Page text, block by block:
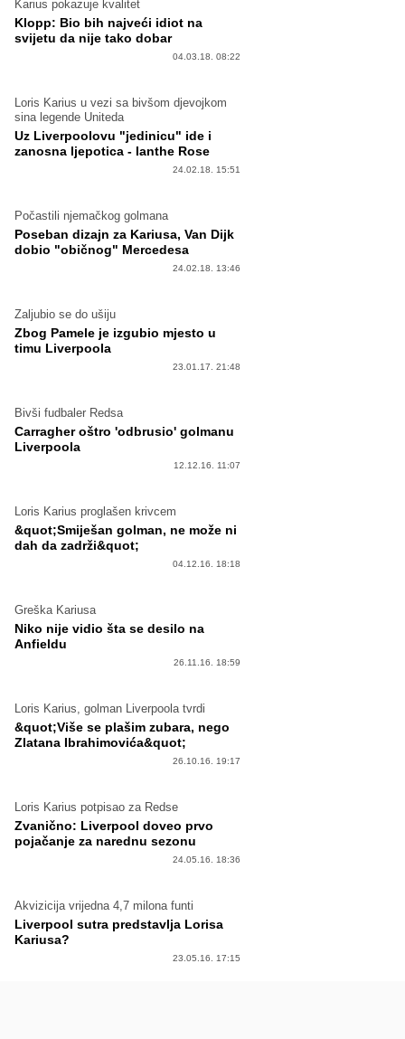
Karius pokazuje kvalitet
Klopp: Bio bih najveći idiot na
svijetu da nije tako dobar
04.03.18. 08:22
Loris Karius u vezi sa bivšom djevojkom
sina legende Uniteda
Uz Liverpoolovu "jedinicu" ide i
zanosna ljepotica - Ianthe Rose
24.02.18. 15:51
Počastili njemačkog golmana
Poseban dizajn za Kariusa, Van Dijk
dobio "običnog" Mercedesa
24.02.18. 13:46
Zaljubio se do ušiju
Zbog Pamele je izgubio mjesto u
timu Liverpoola
23.01.17. 21:48
Bivši fudbaler Redsa
Carragher oštro 'odbrusio' golmanu
Liverpoola
12.12.16. 11:07
Loris Karius proglašen krivcem
&quot;Smiješan golman, ne može ni
dah da zadrži&quot;
04.12.16. 18:18
Greška Kariusa
Niko nije vidio šta se desilo na
Anfieldu
26.11.16. 18:59
Loris Karius, golman Liverpoola tvrdi
&quot;Više se plašim zubara, nego
Zlatana Ibrahimovića&quot;
26.10.16. 19:17
Loris Karius potpisao za Redse
Zvanično: Liverpool doveo prvo
pojačanje za narednu sezonu
24.05.16. 18:36
Akvizicija vrijedna 4,7 milona funti
Liverpool sutra predstavlja Lorisa
Kariusa?
23.05.16. 17:15